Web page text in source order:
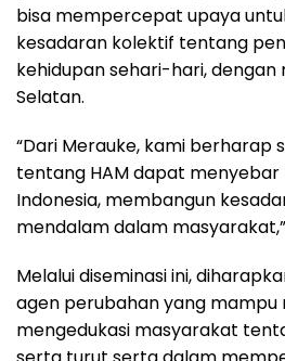
bisa mempercepat upaya
kesadaran kolektif tentang
kehidupan sehari-hari, dengan
Selatan.
“Dari Merauke, kami berharap
tentang HAM dapat menyebar
Indonesia, membangun
mendalam dalam
Melalui diseminasi ini,
agen perubahan yang
mengedukasi masyarakat